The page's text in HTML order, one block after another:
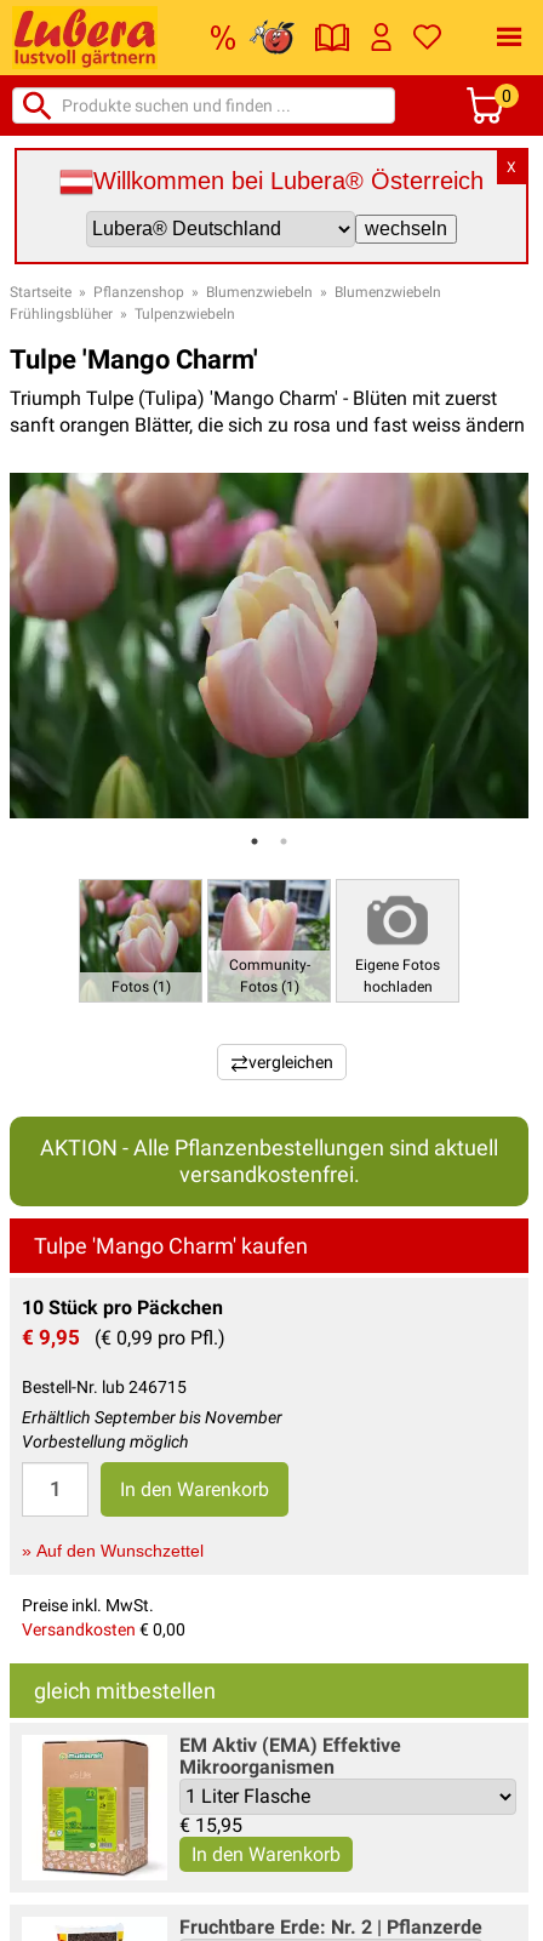
0
X
Willkommen bei Lubera® Österreich
Startseite » Pflanzenshop » Blumenzwiebeln » Blumenzwiebeln
Frühlingsblüher » Tulpenzwiebeln
Tulpe 'Mango Charm'
Triumph Tulpe (Tulipa) 'Mango Charm' - Blüten mit zuerst
sanft orangen Blätter, die sich zu rosa und fast weiss ändern
Fotos (1)
Community-
Fotos (1)
Eigene Fotos
hochladen
vergleichen
AKTION - Alle Pflanzenbestellungen sind aktuell
versandkostenfrei.
Tulpe 'Mango Charm' kaufen
10 Stück pro Päckchen
€ 9,95 (€ 0,99 pro Pfl.)
Bestell-Nr. lub 246715
Erhältlich September bis November
Vorbestellung möglich
» Auf den Wunschzettel
Preise inkl. MwSt.
Versandkosten € 0,00
gleich mitbestellen
EM Aktiv (EMA) Effektive
Mikroorganismen
€ 15,95
Fruchtbare Erde: Nr. 2 | Pflanzerde